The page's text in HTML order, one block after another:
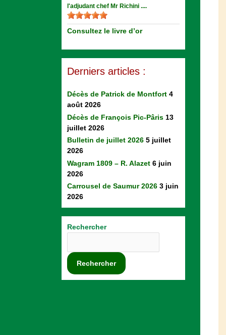
l'adjudant chef Mr Richini ....
Consultez le livre d’or
Derniers articles :
Décès de Patrick de Montfort 4
août 2026
Décès de François Pic-Pâris 13
juillet 2026
Bulletin de juillet 2026 5 juillet
2026
Wagram 1809 – R. Alazet 6 juin
2026
Carrousel de Saumur 2026 3 juin
2026
Rechercher
Rechercher